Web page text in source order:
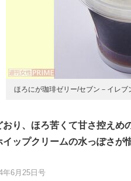
ほろにが珈琲ゼリー/セブン－イレ
おり、ほろ苦くて甘さ控えめ
イップクリームの水っぽさが
年6月25日号